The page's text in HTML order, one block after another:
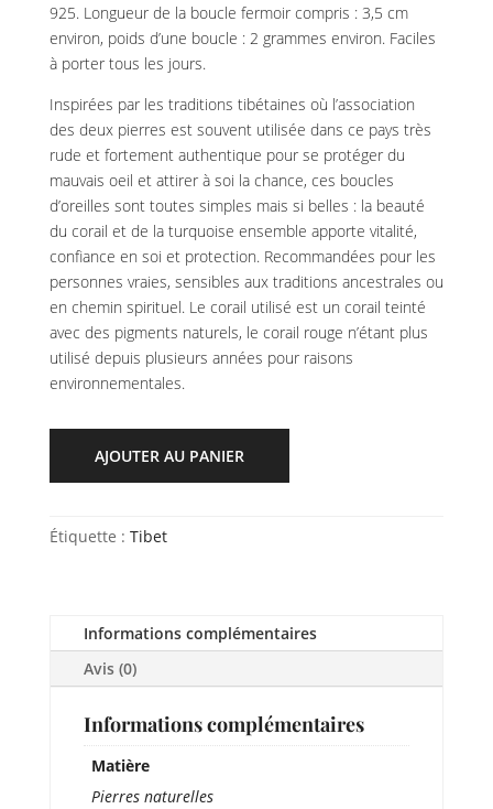
925. Longueur de la boucle fermoir compris : 3,5 cm
environ, poids d’une boucle : 2 grammes environ. Faciles
à porter tous les jours.
Inspirées par les traditions tibétaines où l’association
des deux pierres est souvent utilisée dans ce pays très
rude et fortement authentique pour se protéger du
mauvais oeil et attirer à soi la chance, ces boucles
d’oreilles sont toutes simples mais si belles : la beauté
du corail et de la turquoise ensemble apporte vitalité,
confiance en soi et protection. Recommandées pour les
personnes vraies, sensibles aux traditions ancestrales ou
en chemin spirituel. Le corail utilisé est un corail teinté
avec des pigments naturels, le corail rouge n’étant plus
utilisé depuis plusieurs années pour raisons
environnementales.
AJOUTER AU PANIER
Étiquette : Tibet
Informations complémentaires
Avis (0)
Informations complémentaires
Matière
Pierres naturelles